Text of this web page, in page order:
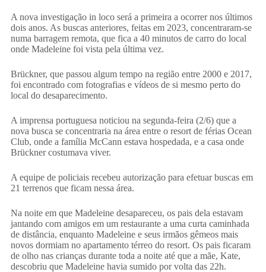
A nova investigação in loco será a primeira a ocorrer nos últimos
dois anos. As buscas anteriores, feitas em 2023, concentraram-se
numa barragem remota, que fica a 40 minutos de carro do local
onde Madeleine foi vista pela última vez.
Brückner, que passou algum tempo na região entre 2000 e 2017,
foi encontrado com fotografias e vídeos de si mesmo perto do
local do desaparecimento.
A imprensa portuguesa noticiou na segunda-feira (2/6) que a
nova busca se concentraria na área entre o resort de férias Ocean
Club, onde a família McCann estava hospedada, e a casa onde
Brückner costumava viver.
A equipe de policiais recebeu autorização para efetuar buscas em
21 terrenos que ficam nessa área.
Na noite em que Madeleine desapareceu, os pais dela estavam
jantando com amigos em um restaurante a uma curta caminhada
de distância, enquanto Madeleine e seus irmãos gêmeos mais
novos dormiam no apartamento térreo do resort. Os pais ficaram
de olho nas crianças durante toda a noite até que a mãe, Kate,
descobriu que Madeleine havia sumido por volta das 22h.